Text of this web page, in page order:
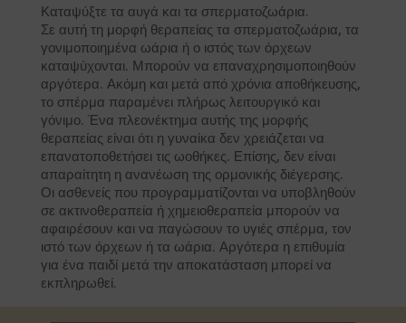
Καταψύξτε τα αυγά και τα σπερματοζωάρια.
Σε αυτή τη μορφή θεραπείας τα σπερματοζωάρια, τα
γονιμοποιημένα ωάρια ή ο ιστός των όρχεων
καταψύχονται. Μπορούν να επαναχρησιμοποιηθούν
αργότερα. Ακόμη και μετά από χρόνια αποθήκευσης,
το σπέρμα παραμένει πλήρως λειτουργικό και
γόνιμο. Ένα πλεονέκτημα αυτής της μορφής
θεραπείας είναι ότι η γυναίκα δεν χρειάζεται να
επανατοποθετήσει τις ωοθήκες. Επίσης, δεν είναι
απαραίτητη η ανανέωση της ορμονικής διέγερσης.
Οι ασθενείς που προγραμματίζονται να υποβληθούν
σε ακτινοθεραπεία ή χημειοθεραπεία μπορούν να
αφαιρέσουν και να παγώσουν το υγιές σπέρμα, τον
ιστό των όρχεων ή τα ωάρια. Αργότερα η επιθυμία
για ένα παιδί μετά την αποκατάσταση μπορεί να
εκπληρωθεί.